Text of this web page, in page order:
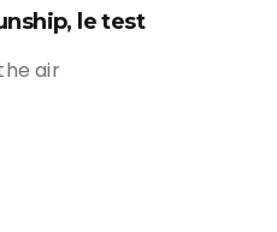
le test
air